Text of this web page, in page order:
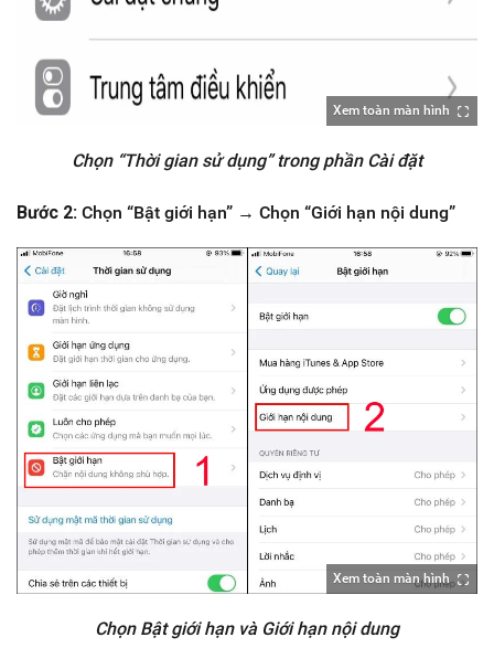
Xem toàn màn hình
Chọn “Thời gian sử dụng” trong phần Cài đặt
Bước 2: Chọn “Bật giới hạn” → Chọn “Giới hạn nội dung”
Xem toàn màn hình
Chọn Bật giới hạn và Giới hạn nội dung